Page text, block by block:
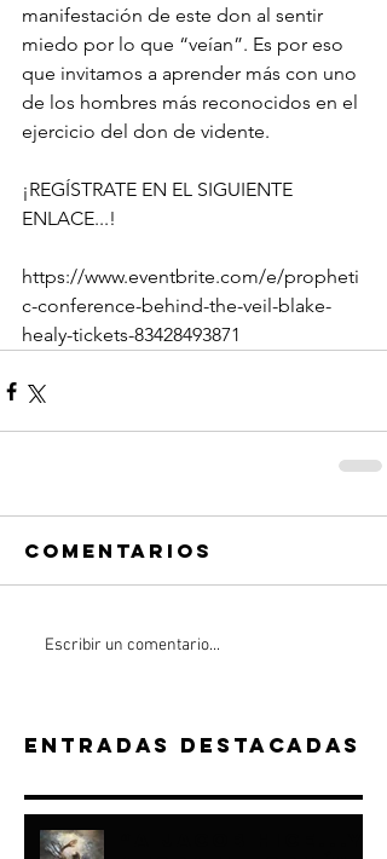
manifestación de este don al sentir
miedo por lo que “veían”. Es por eso
que invitamos a aprender más con uno
de los hombres más reconocidos en el
ejercicio del don de vidente.
¡REGÍSTRATE EN EL SIGUIENTE
ENLACE...!
https://www.eventbrite.com/e/propheti
c-conference-behind-the-veil-blake-
healy-tickets-83428493871
Comentarios
Escribir un comentario...
Entradas destacadas